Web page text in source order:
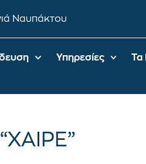
Ναυπάκτου
Υπηρεσίες Τα